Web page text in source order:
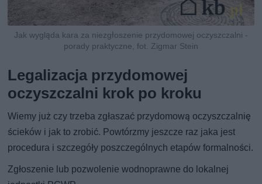
Jak wygląda kara za niezgłoszenie przydomowej oczyszczalni -
porady praktyczne, fot. Zigmar Stein
Legalizacja przydomowej
oczyszczalni krok po kroku
Wiemy już czy trzeba zgłaszać przydomową oczyszczalnię
ścieków i jak to zrobić. Powtórzmy jeszcze raz jaka jest
procedura i szczegóły poszczególnych etapów formalności.
Zgłoszenie lub pozwolenie wodnoprawne do lokalnej